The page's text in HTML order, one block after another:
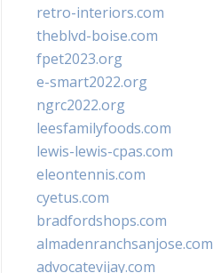
retro-interiors.com
theblvd-boise.com
fpet2023.org
e-smart2022.org
ngrc2022.org
leesfamilyfoods.com
lewis-lewis-cpas.com
eleontennis.com
cyetus.com
bradfordshops.com
almadenranchsanjose.com
advocatevijay.com